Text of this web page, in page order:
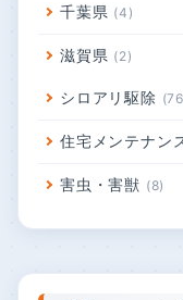
千葉県 4
滋賀県 2
シロアリ駆除 76
住宅メンテナン
害虫・害獣 8